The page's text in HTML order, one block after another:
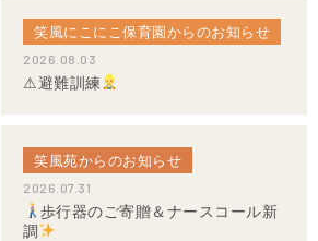
笑風にこにこ保育園からのお知らせ
2026.08.03
⚠避難訓練
笑風苑からのお知らせ
2026.07.31
歩行器のご寄贈＆ナースコール新
調